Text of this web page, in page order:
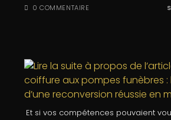
0 COMMENTAIRE
Et si vos compétences pouvaient